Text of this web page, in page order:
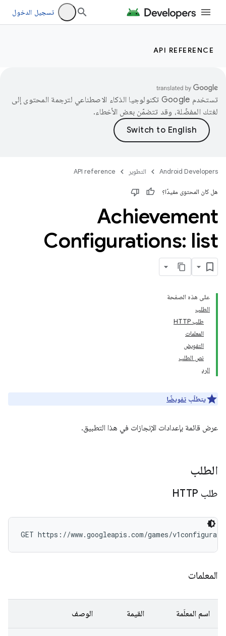
تسجيل الدخول
API REFERENCE
تستخدم Google تكنولوجيا الذكاء الاصطناعي لترجمة المحتوى إلى
لغتك المفضّلة، وقد تتضمّن بعض الأخطاء.
Android Developers التطوير API reference
هل كان المحتوى مفيدًا؟
Achievement
Configurations: list
على هذه الصفحة
الطلب
طلب HTTP
المعلمات
التفويض
نص الطلب
الرد
يتطلّب تفويضًا
عرض قائمة بإعدادات الإنجازات في هذا التطبيق.
الطلب
طلب HTTP
GET https://www.googleapis.com/games/
المعلمات
اسم المعلَمة القيمة الوصف